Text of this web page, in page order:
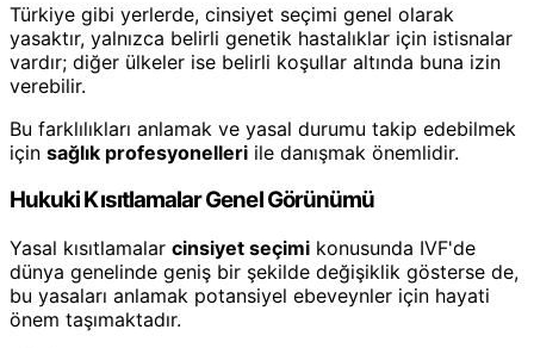
Türkiye gibi yerlerde, cinsiyet seçimi genel olarak
yasaktır, yalnızca belirli genetik hastalıklar için istisnalar
vardır; diğer ülkeler ise belirli koşullar altında buna izin
verebilir.
Bu farklılıkları anlamak ve yasal durumu takip edebilmek
için sağlık profesyonelleri ile danışmak önemlidir.
Hukuki Kısıtlamalar Genel Görünümü
Yasal kısıtlamalar cinsiyet seçimi konusunda IVF'de
dünya genelinde geniş bir şekilde değişiklik gösterse de,
bu yasaları anlamak potansiyel ebeveynler için hayati
önem taşımaktadır.